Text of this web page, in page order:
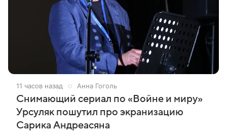
11 часов назад Анна Гоголь
Снимающий сериал по «Войне и миру»
Урсуляк пошутил про экранизацию
Сарика Андреасяна